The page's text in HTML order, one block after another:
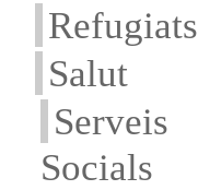
Refugiats
Salut
Serveis
Socials